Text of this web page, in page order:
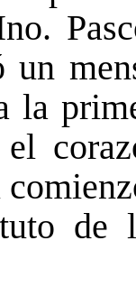
un
la
de